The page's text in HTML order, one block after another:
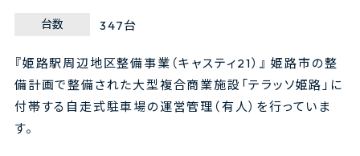
台数 347台
『姫路駅周辺地区整備事業（キャスティ21）』 姫路市の整
備計画で整備された大型複合商業施設「テラッソ姫路」に
付帯する自走式駐車場の運営管理（有人）を行っていま
す。